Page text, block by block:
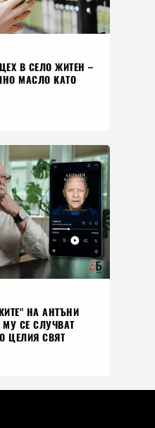
В СЕЛО ЖИТЕН –
МАСЛО КАТО
НА АНТЪНИ
СЕ СЛУЧВАТ
ЦЕЛИЯ СВЯТ